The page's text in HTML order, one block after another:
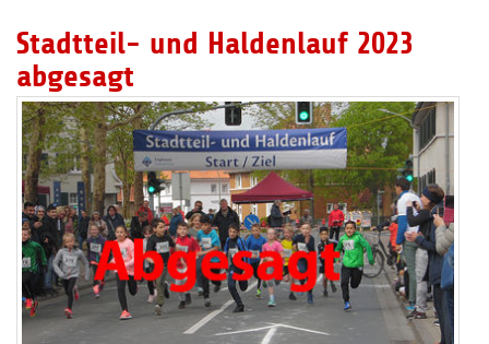
Stadtteil- und Haldenlauf 2023
abgesagt